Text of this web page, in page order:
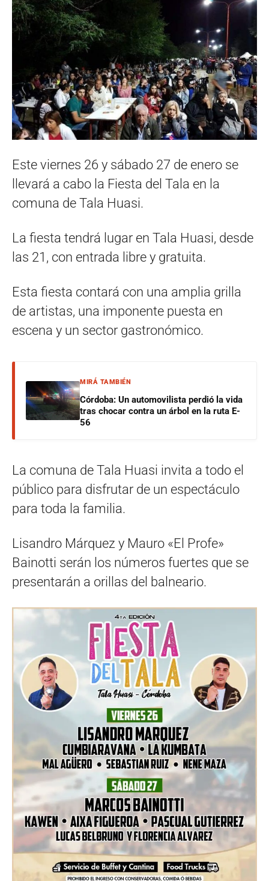
Este viernes 26 y sábado 27 de enero se
llevará a cabo la Fiesta del Tala en la
comuna de Tala Huasi.
La fiesta tendrá lugar en Tala Huasi, desde
las 21, con entrada libre y gratuita.
Esta fiesta contará con una amplia grilla
de artistas, una imponente puesta en
escena y un sector gastronómico.
MIRÁ TAMBIÉN
Córdoba: Un automovilista perdió la vida
tras chocar contra un árbol en la ruta E-
56
La comuna de Tala Huasi invita a todo el
público para disfrutar de un espectáculo
para toda la familia.
Lisandro Márquez y Mauro «El Profe»
Bainotti serán los números fuertes que se
presentarán a orillas del balneario.